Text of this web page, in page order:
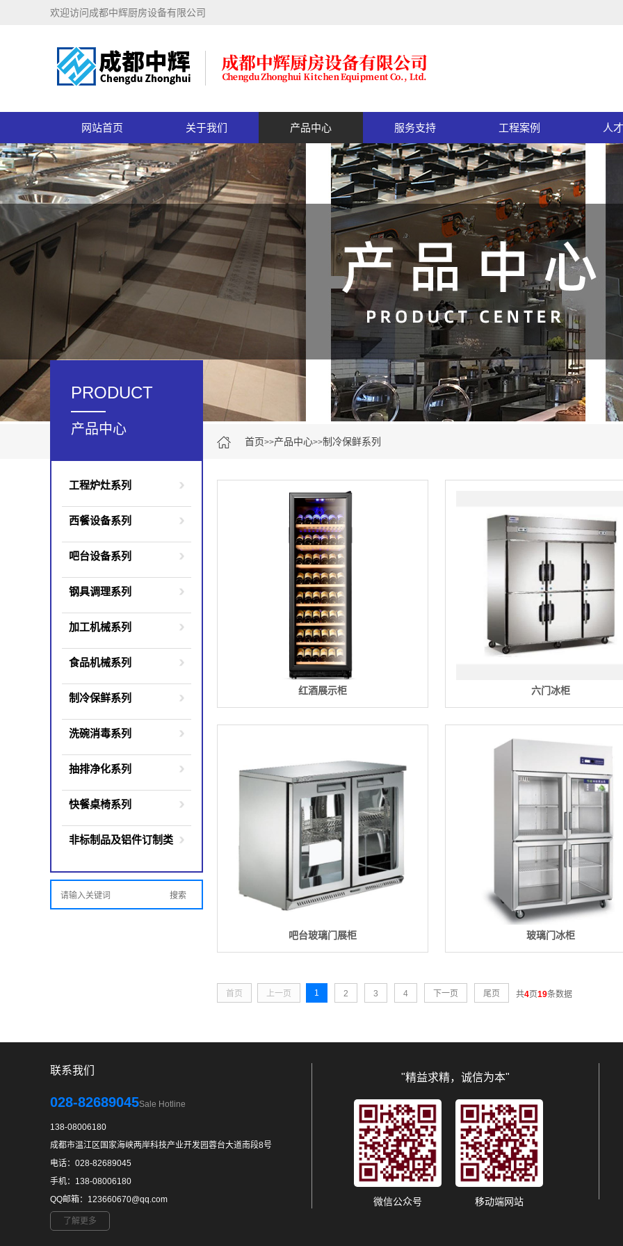
欢迎访问成都中辉厨房设备有限公司
网站首页 关于我们 产品中心 服务支持 工程案例 人
首页>>产品中心>>制冷保鲜系列
PRODUCT
产品中心
工程炉灶系列
西餐设备系列
吧台设备系列
钢具调理系列
加工机械系列
食品机械系列
制冷保鲜系列
洗碗消毒系列
抽排净化系列
快餐桌椅系列
非标制品及铝件订制类
红酒展示柜 六门冰柜
吧台玻璃门展柜 玻璃门冰柜
首页 上一页 1 2 3 4 下一页 尾页 共4页19条数据
联系我们
028-82689045Sale Hotline
138-08006180
成都市温江区国家海峡两岸科技产业开发园蓉台大道南段8号
电话：028-82689045
手机：138-08006180
QQ邮箱：123660670@qq.com
了解更多
"精益求精，诚信为本"
微信公众号 移动端网站